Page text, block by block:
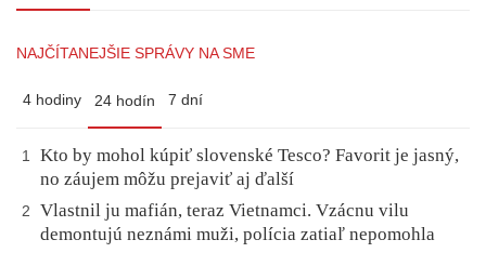
NAJČÍTANEJŠIE SPRÁVY NA SME
4 hodiny 24 hodín 7 dní
1
Kto by mohol kúpiť slovenské Tesco? Favorit je jasný,
no záujem môžu prejaviť aj ďalší
2
Vlastnil ju mafián, teraz Vietnamci. Vzácnu vilu
demontujú neznámi muži, polícia zatiaľ nepomohla